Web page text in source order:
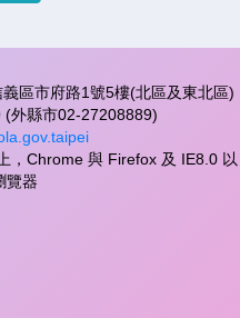
區市府路1號5樓(北區及東北區)
(外縣市02-27208889)
，Chrome 與 Firefox 及 IE8.0 以
覽器